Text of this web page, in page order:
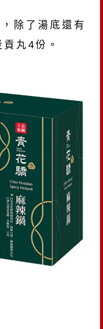
除了湯底還有
丸4份。